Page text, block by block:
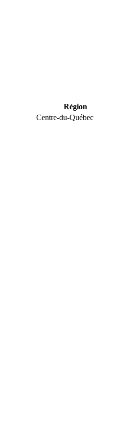
Région
Centre-du-Québec